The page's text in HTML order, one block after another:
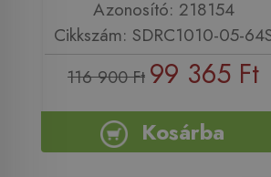
Azonosító: 218154
Cikkszám: SDRC1010-05-
116 900 Ft 99 365 Ft
Kosárba